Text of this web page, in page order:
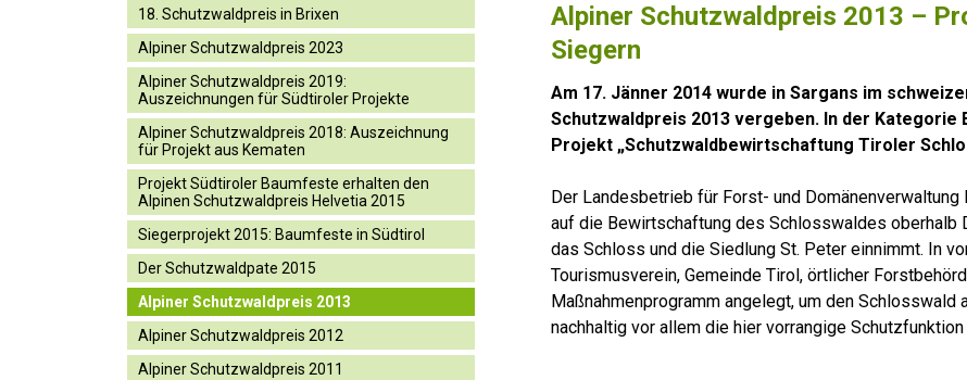
18. Schutzwaldpreis in Brixen
Alpiner Schutzwaldpreis 2023
Alpiner Schutzwaldpreis 2019:
Auszeichnungen für Südtiroler Projekte
Alpiner Schutzwaldpreis 2018: Auszeichnung
für Projekt aus Kematen
Projekt Südtiroler Baumfeste erhalten den
Alpinen Schutzwaldpreis Helvetia 2015
Siegerprojekt 2015: Baumfeste in Südtirol
Der Schutzwaldpate 2015
Alpiner Schutzwaldpreis 2013
Alpiner Schutzwaldpreis 2012
Alpiner Schutzwaldpreis 2011
Alpiner Schutzwaldpreis 2013 –
Siegern
Am 17. Jänner 2014 wurde in Sargans im
Schutzwaldpreis 2013 vergeben. In der
Projekt „Schutzwaldbewirtschaftung Tiroler
Der Landesbetrieb für Forst- und
auf die Bewirtschaftung des Schlosswaldes oberhalb
das Schloss und die Siedlung St. Peter einnimmt. In
Tourismusverein, Gemeinde Tirol, örtlicher
Maßnahmenprogramm angelegt, um den
nachhaltig vor allem die hier vorrangige Schutzfunktion